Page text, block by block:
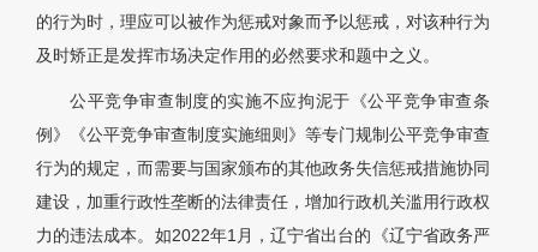
的行为时，理应可以被作为惩戒对象而予以惩戒，对该种行为
及时矫正是发挥市场决定作用的必然要求和题中之义。
公平竞争审查制度的实施不应拘泥于《公平竞争审查条
例》《公平竞争审查制度实施细则》等专门规制公平竞争审查
行为的规定，而需要与国家颁布的其他政务失信惩戒措施协同
建设，加重行政性垄断的法律责任，增加行政机关滥用行政权
力的违法成本。如2022年1月，辽宁省出台的《辽宁省政务严